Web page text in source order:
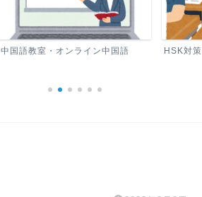
中国語教室・オンライン中国語 HSK対策